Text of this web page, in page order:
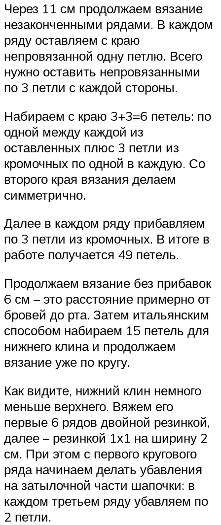
Через 11 см продолжаем вязание
незаконченными рядами. В каждом
ряду оставляем с краю
непровязанной одну петлю. Всего
нужно оставить непровязанными
по 3 петли с каждой стороны.
Набираем с краю 3+3=6 петель: по
одной между каждой из
оставленных плюс 3 петли из
кромочных по одной в каждую. Со
второго края вязания делаем
симметрично.
Далее в каждом ряду прибавляем
по 3 петли из кромочных. В итоге в
работе получается 49 петель.
Продолжаем вязание без прибавок
6 см – это расстояние примерно от
бровей до рта. Затем итальянским
способом набираем 15 петель для
нижнего клина и продолжаем
вязание уже по кругу.
Как видите, нижний клин немного
меньше верхнего. Вяжем его
первые 6 рядов двойной резинкой,
далее – резинкой 1х1 на ширину 2
см. При этом с первого кругового
ряда начинаем делать убавления
на затылочной части шапочки: в
каждом третьем ряду убавляем по
2 петли.